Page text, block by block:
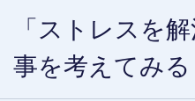
「ストレスを
事を考えてみる